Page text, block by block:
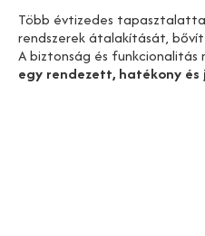
Több évtizedes
rendszerek átalakítását,
A biztonság és
egy rendezett, hatékony